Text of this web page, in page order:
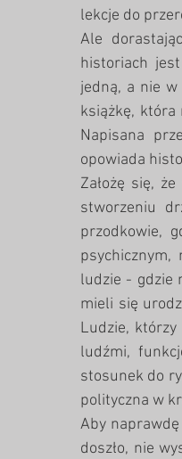
lekcje do
Ale
historiach
jedną, a nie
książkę, która
Napisana
opowiada
Założę się,
stworzeniu
przodkowie,
psychicznym,
ludzie - gdzie
mieli się
Ludzie,
ludźmi,
stosunek do
polityczna w
Aby
doszło, nie